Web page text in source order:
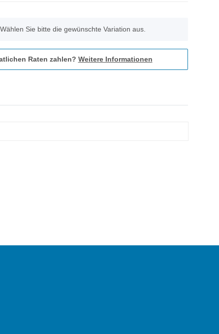
Sie bitte die gewünschte Variation aus.
Raten zahlen? Weitere Informationen